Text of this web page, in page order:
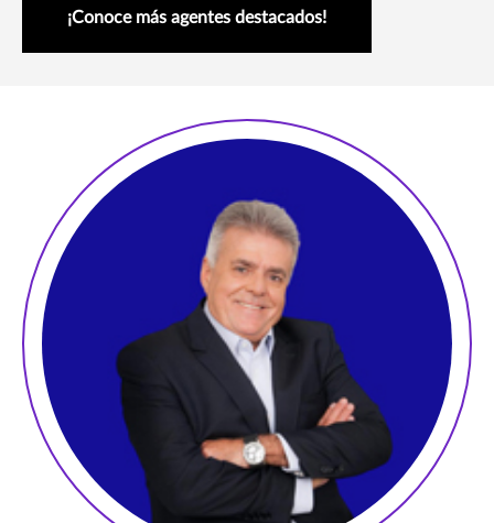
¡Conoce más agentes destacados!